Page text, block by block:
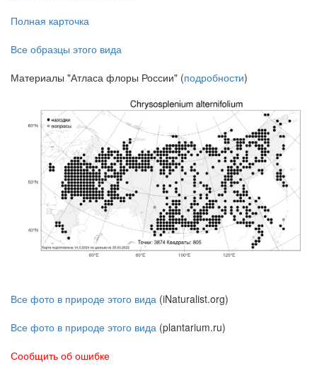
Полная карточка
Все образцы этого вида
Материалы "Атласа флоры России" (подробности)
Все фото в природе этого вида (iNaturalist.org)
Все фото в природе этого вида (plantarium.ru)
Сообщить об ошибке